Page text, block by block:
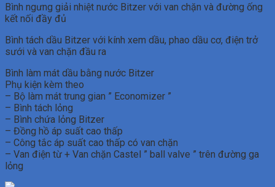
Bình ngưng giải nhiệt nước Bitzer với van chặn và đường ống
kết nối đầy đủ
Bình tách dầu Bitzer với kính xem dầu, phao dầu cơ, điện trở
sưới và van chặn đầu ra
Bình làm mát dầu bằng nước Bitzer
Phụ kiện kèm theo
– Bộ làm mát trung gian ” Economizer ”
– Bình tách lỏng
– Bình chứa lỏng Bitzer
– Đồng hồ áp suất cao thấp
– Công tắc áp suất cao thấp có van chặn
– Van điện từ + Van chặn Castel ” ball valve ” trên đường ga
lỏng